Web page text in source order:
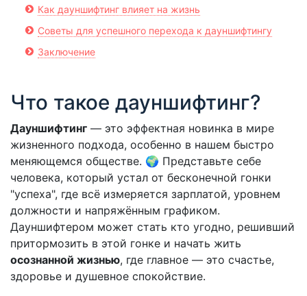
Как дауншифтинг влияет на жизнь
Советы для успешного перехода к дауншифтингу
Заключение
Что такое дауншифтинг?
Дауншифтинг — это эффектная новинка в мире
жизненного подхода, особенно в нашем быстро
меняющемся обществе. 🌍 Представьте себе
человека, который устал от бесконечной гонки
"успеха", где всё измеряется зарплатой, уровнем
должности и напряжённым графиком.
Дауншифтером может стать кто угодно, решивший
притормозить в этой гонке и начать жить
осознанной жизнью, где главное — это счастье,
здоровье и душевное спокойствие.